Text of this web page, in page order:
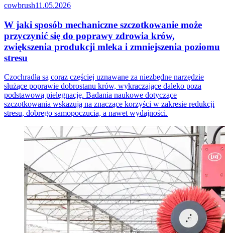
cowbrush11.05.2026
W jaki sposób mechaniczne szczotkowanie może
przyczynić się do poprawy zdrowia krów,
zwiększenia produkcji mleka i zmniejszenia poziomu
stresu
Czochradła są coraz częściej uznawane za niezbędne narzędzie
służące poprawie dobrostanu krów, wykraczające daleko poza
podstawową pielęgnację. Badania naukowe dotyczące
szczotkowania wskazują na znaczące korzyści w zakresie redukcji
stresu, dobrego samopoczucia, a nawet wydajności.